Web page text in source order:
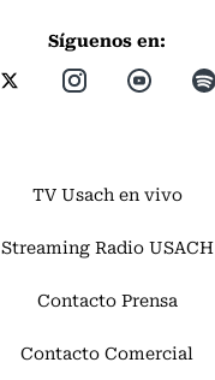
Síguenos en:
TV Usach en vivo
Streaming Radio USACH
Contacto Prensa
Contacto Comercial